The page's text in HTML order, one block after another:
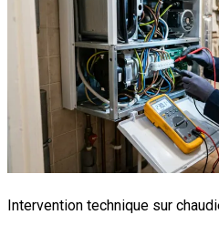
Intervention technique sur